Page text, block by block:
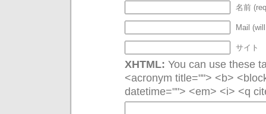
名前
Mail
サイト
XHTML: You can use these
<acronym title=""> <b>
datetime=""> <em> <i> <q